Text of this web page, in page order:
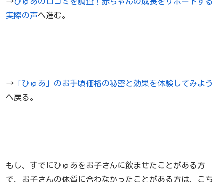
実際の声へ進む。
→ 「ぴゅあ」のお手頃価格の秘密と効果を体験してみよう
へ戻る。
もし、すでにぴゅあをお子さんに飲ませたことがある方
で、お子さんの体質に合わなかったことがある方は、こち